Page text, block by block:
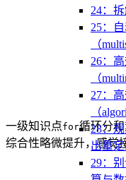
24：
25：
（
26：
（
27：
（
28：
出重
29：
一级知识点for循环分
综合性略微提升，感觉